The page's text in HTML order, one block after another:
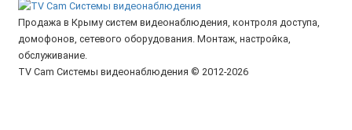
Продажа в Крыму систем видеонаблюдения, контроля доступа,
домофонов, сетевого оборудования. Монтаж, настройка,
обслуживание.
TV Cam Системы видеонаблюдения © 2012-2026